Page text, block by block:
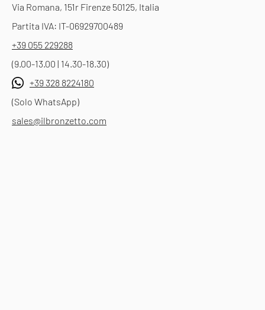
Via Romana, 151r Firenze 50125, Italia
Partita IVA: IT-06929700489
+39 055 229288
(9.00-13.00 | 14.30-18.30)
+39 328 8224180
(Solo WhatsApp)
sales@ilbronzetto.com